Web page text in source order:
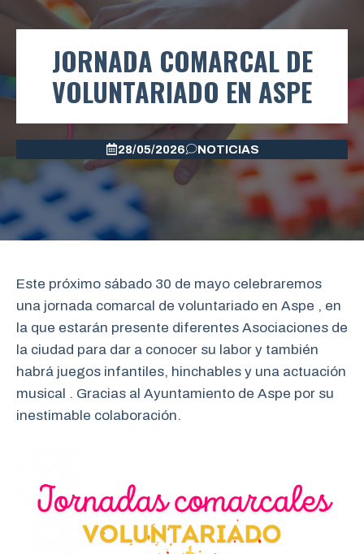
JORNADA COMARCAL DE
VOLUNTARIADO EN ASPE
28/05/2026 NOTICIAS
Este próximo sábado 30 de mayo celebraremos
una jornada comarcal de voluntariado en Aspe , en
la que estarán presente diferentes Asociaciones de
la ciudad para dar a conocer su labor y también
habrá juegos infantiles, hinchables y una actuación
musical . Gracias al Ayuntamiento de Aspe por su
inestimable colaboración.